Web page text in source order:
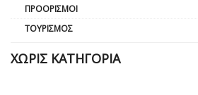
ΠΡΟΟΡΙΣΜΟΊ
ΤΟΥΡΙΣΜΌΣ
ΧΩΡΊΣ ΚΑΤΗΓΟΡΊΑ